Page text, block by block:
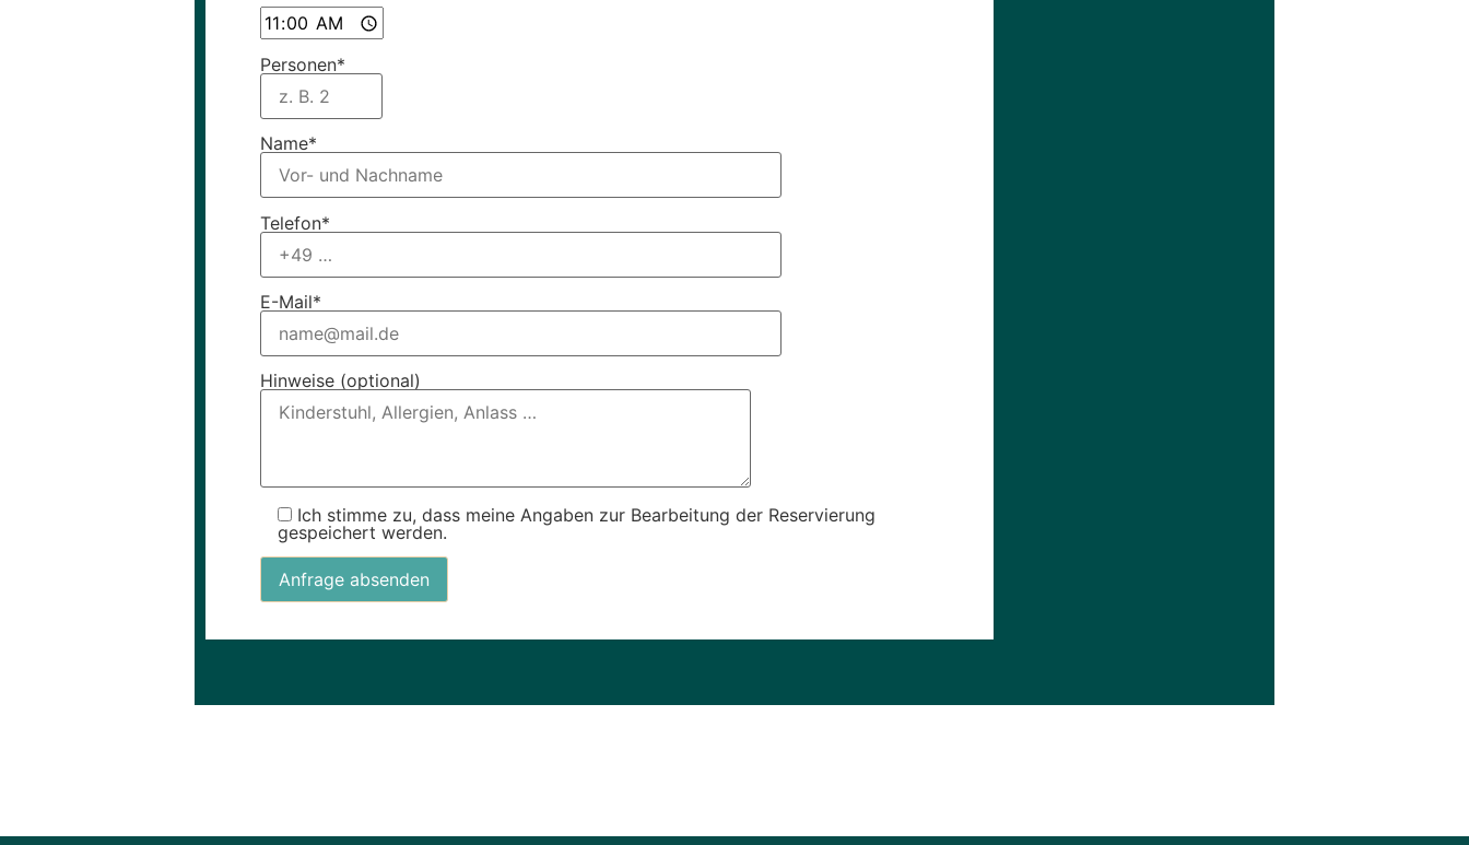
Personen*
Name*
Telefon*
E-Mail*
Hinweise (optional)
Ich stimme zu, dass meine Angaben zur Bearbeitung der Reservierung
gespeichert werden.